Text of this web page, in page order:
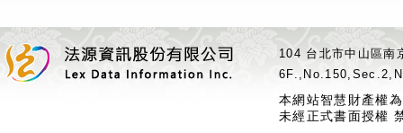
104 台北市中山區
本網站智慧財產權
未經正式書面授權